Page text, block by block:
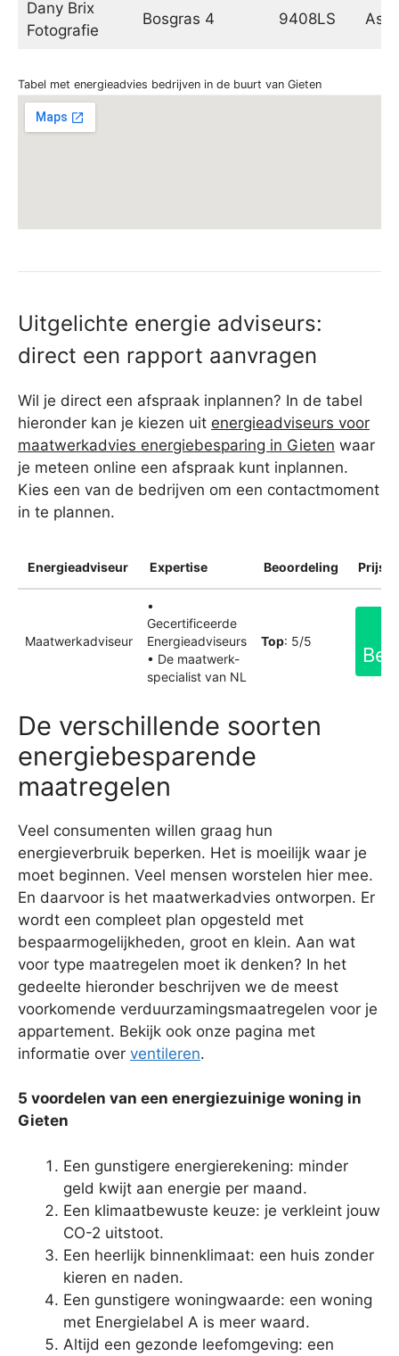
Dany Brix
Fotografie
Bosgras 4 9408LS
Tabel met energieadvies bedrijven in de buurt van Gieten
Uitgelichte energie adviseurs:
direct een rapport aanvragen
Wil je direct een afspraak inplannen? In de tabel
hieronder kan je kiezen uit energieadviseurs voor
maatwerkadvies energiebesparing in Gieten waar
je meteen online een afspraak kunt inplannen.
Kies een van de bedrijven om een contactmoment
in te plannen.
Energieadviseur Expertise Beoordeling
Maatwerkadviseur
•
Gecertificeerde
Energieadviseurs
• De maatwerk-
specialist van NL
Top: 5/5
De verschillende soorten
energiebesparende
maatregelen
Veel consumenten willen graag hun
energieverbruik beperken. Het is moeilijk waar je
moet beginnen. Veel mensen worstelen hier mee.
En daarvoor is het maatwerkadvies ontworpen. Er
wordt een compleet plan opgesteld met
bespaarmogelijkheden, groot en klein. Aan wat
voor type maatregelen moet ik denken? In het
gedeelte hieronder beschrijven we de meest
voorkomende verduurzamingsmaatregelen voor je
appartement. Bekijk ook onze pagina met
informatie over ventileren.
5 voordelen van een energiezuinige woning in
Gieten
Een gunstigere energierekening: minder
geld kwijt aan energie per maand.
Een klimaatbewuste keuze: je verkleint jouw
CO-2 uitstoot.
Een heerlijk binnenklimaat: een huis zonder
kieren en naden.
Een gunstigere woningwaarde: een woning
met Energielabel A is meer waard.
Altijd een gezonde leefomgeving: een